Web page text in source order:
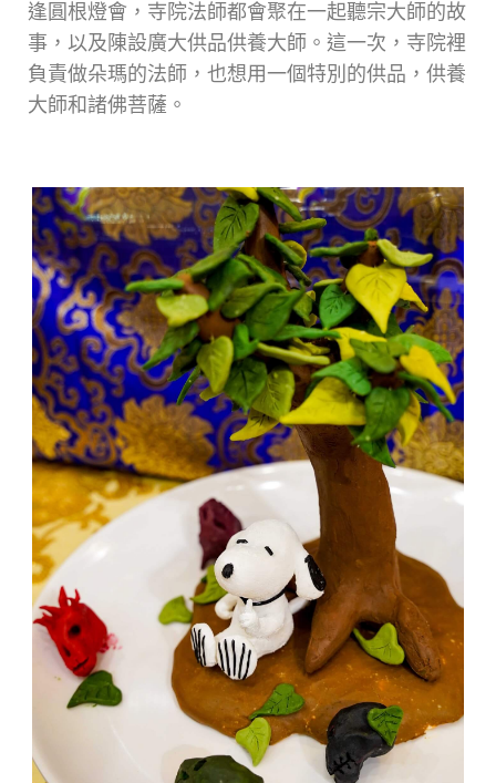
逢圓根燈會，寺院法師都會聚在一起聽宗大師的故
事，以及陳設廣大供品供養大師。這一次，寺院裡
負責做朵瑪的法師，也想用一個特別的供品，供養
大師和諸佛菩薩。